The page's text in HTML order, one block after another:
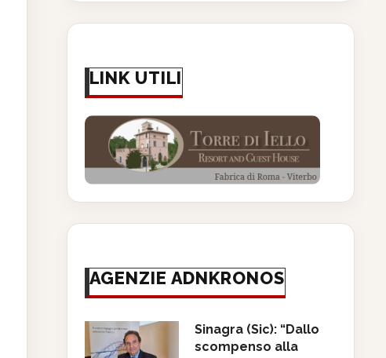
LINK UTILI
AGENZIE ADNKRONOS
Sinagra (Sic): “Dallo
scompenso alla